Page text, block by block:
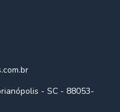
- SC - 88053-